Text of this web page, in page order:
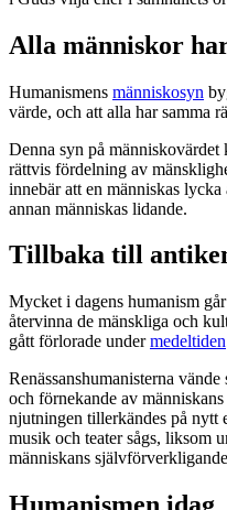
Alla människor
Humanismens människosyn
värde, och att alla har samma
Denna syn på
rättvis fördelning av
innebär att en människas
annan människas lidande.
Tillbaka till
Mycket i dagens humanism
återvinna de mänskliga och
gått förlorade undermedeltiden
Renässanshumanisterna
och förnekande av
njutningen tillerkändes på nytt
musik och teater sågs, liksom
människans